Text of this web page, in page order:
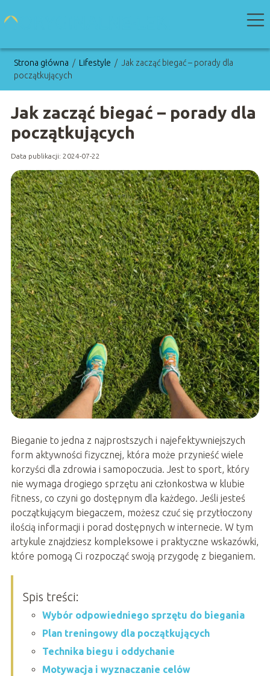
Strona główna / Lifestyle / Jak zacząć biegać – porady dla
początkujących
Jak zacząć biegać – porady dla
początkujących
Data publikacji: 2024-07-22
Bieganie to jedna z najprostszych i najefektywniejszych
form aktywności fizycznej, która może przynieść wiele
korzyści dla zdrowia i samopoczucia. Jest to sport, który
nie wymaga drogiego sprzętu ani członkostwa w klubie
fitness, co czyni go dostępnym dla każdego. Jeśli jesteś
początkującym biegaczem, możesz czuć się przytłoczony
ilością informacji i porad dostępnych w internecie. W tym
artykule znajdziesz kompleksowe i praktyczne wskazówki,
które pomogą Ci rozpocząć swoją przygodę z bieganiem.
Spis treści:
Wybór odpowiedniego sprzętu do biegania
Plan treningowy dla początkujących
Technika biegu i oddychanie
Motywacja i wyznaczanie celów